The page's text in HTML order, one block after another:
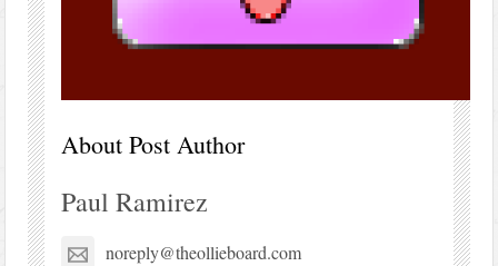
About Post Author
Paul Ramirez
noreply@theollieboard.com